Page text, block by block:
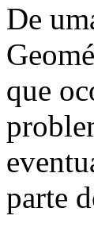
De
que
parte